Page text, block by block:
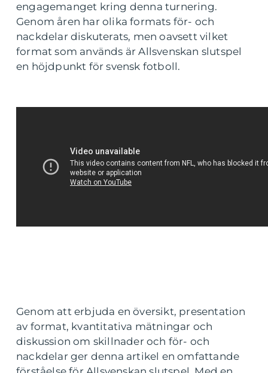
engagemanget kring denna turnering.
Genom åren har olika formats för- och
nackdelar diskuterats, men oavsett vilket
format som används är Allsvenskan slutspel
en höjdpunkt för svensk fotboll.
Genom att erbjuda en översikt, presentation
av format, kvantitativa mätningar och
diskussion om skillnader och för- och
nackdelar ger denna artikel en omfattande